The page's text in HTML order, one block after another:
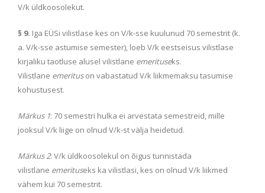
V/k üldkoosolekut.
§ 9. Iga EÜSi vilistlase kes on V/k-sse kuulunud 70 semestrit (k.
a. V/k-sse astumise semester), loeb V/k eestseisus vilistlase
kirjaliku taotluse alusel vilistlane emerituseks.
Vilistlane emerituson vabastatud V/k liikmemaksu tasumise
kohustusest.
Märkus 1: 70 semestri hulka ei arvestata semestreid, mille
jooksul V/k liige on olnud V/k-st välja heidetud.
Märkus 2: V/k üldkoosolekul on õigus tunnistada
vilistlane emerituseks ka vilistlasi, kes on olnud V/k liikmed
vähem kui 70 semestrit.